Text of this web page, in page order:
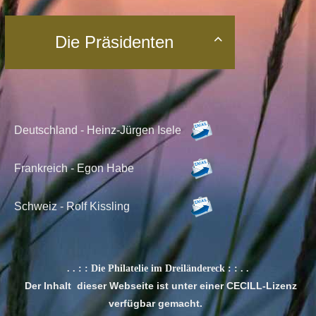

Die Präsidenten
Deutschland - Heinz-Jürgen Isele
Frankreich - Egon Habe
Schweiz - Rolf Kissling
. . : : Die Philatelie im Dreiländereck : : . .
Der Inhalt dieser Webseite ist unter einer CECILL-Lizenz
verfügbar gemacht.